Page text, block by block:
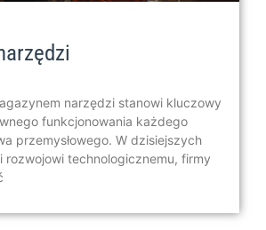
narzędzi stanowi kluczowy
funkcjonowania każdego
przemysłowego. W dzisiejszych
rozwojowi technologicznemu, firmy